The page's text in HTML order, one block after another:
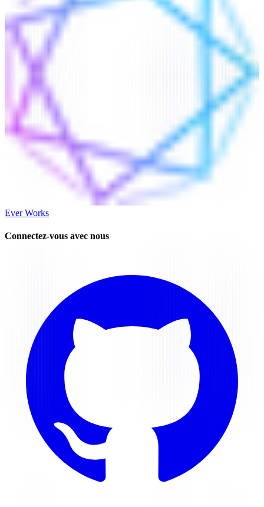
Ever Works
Connectez-vous avec nous